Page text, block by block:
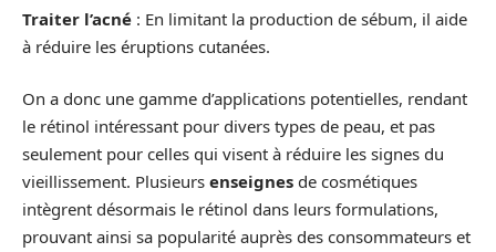
Traiter l’acné : En limitant la production de sébum, il aide
à réduire les éruptions cutanées.
On a donc une gamme d’applications potentielles, rendant
le rétinol intéressant pour divers types de peau, et pas
seulement pour celles qui visent à réduire les signes du
vieillissement. Plusieurs enseignes de cosmétiques
intègrent désormais le rétinol dans leurs formulations,
prouvant ainsi sa popularité auprès des consommateurs et